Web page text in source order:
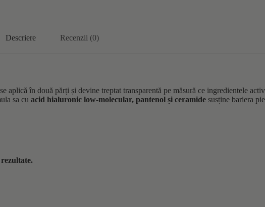
Descriere Recenzii (0)
în două părți și devine treptat transparentă pe măsură ce ingredientele
sa cu acid hialuronic low-molecular, pantenol și ceramide susține bariera